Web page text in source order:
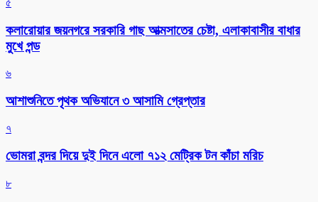
কলারোয়ার জয়নগরে সরকারি গাছ আত্মসাতের চেষ্টা, এলাকাবাসীর বাধার
মুখে পন্ড
৬
আশাশুনিতে পৃথক অভিযানে ৩ আসামি গ্রেপ্তার
৭
ভোমরা বন্দর দিয়ে দুই দিনে এলো ৭১২ মেট্রিক টন কাঁচা মরিচ
৮